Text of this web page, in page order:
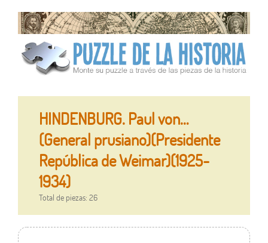
HINDENBURG. Paul von…
(General prusiano)(Presidente
República de Weimar)(1925-
1934)
Total de piezas: 26